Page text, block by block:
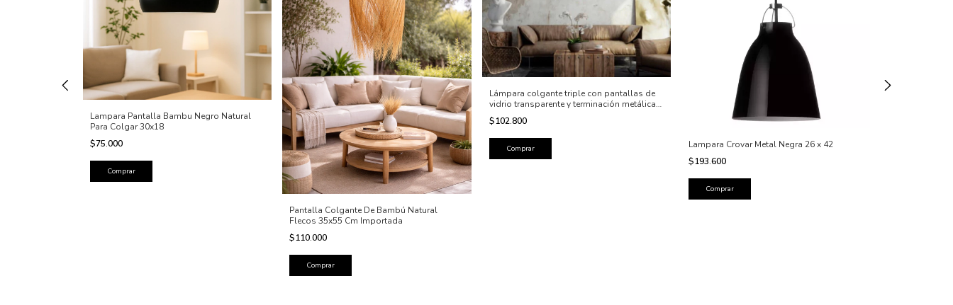
Lampara Pantalla Bambu Negro Natural
Para Colgar 30x18
$75.000
Pantalla Colgante De Bambú Natural
Flecos 35x55 Cm Importada
$110.000
Lámpara colgante triple con pantallas de
vidrio transparente y terminación metálica
en tono bronce/latón. Su diseño industrial
moderno deja la lámpara
$102.800
Lampara Crovar Metal Negra 26 x 42
$193.600